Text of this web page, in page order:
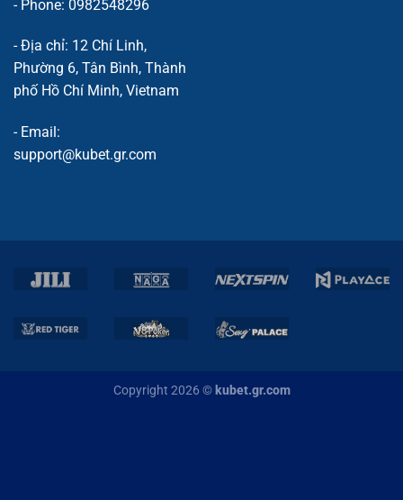
- Phone: 0982548296
- Địa chỉ: 12 Chí Linh,
Phường 6, Tân Bình, Thành
phố Hồ Chí Minh, Vietnam
- Email:
support@kubet.gr.com
Copyright 2026 © kubet.gr.com